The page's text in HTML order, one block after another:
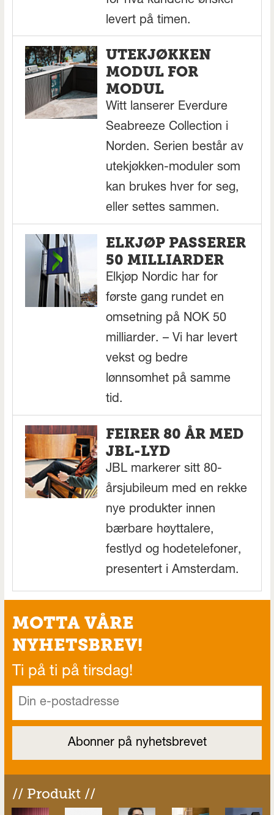
levert på timen.
UTEKJØKKEN
MODUL FOR
MODUL
Witt lanserer Everdure
Seabreeze Collection i
Norden. Serien består av
utekjøkken-moduler som
kan brukes hver for seg,
eller settes sammen.
ELKJØP PASSERER
50 MILLIARDER
Elkjøp Nordic har for
første gang rundet en
omsetning på NOK 50
milliarder. – Vi har levert
vekst og bedre
lønnsomhet på samme
tid.
FEIRER 80 ÅR MED
JBL-LYD
JBL markerer sitt 80-
årsjubileum med en rekke
nye produkter innen
bærbare høyttalere,
festlyd og hodetelefoner,
presentert i Amsterdam.
MOTTA VÅRE
NYHETSBREV!
Ti på ti på tirsdag!
// Produkt //